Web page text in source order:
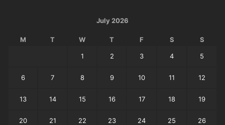
July 2026
M T W T F S S
1 2 3 4 5
6 7 8 9 10 11 12
13 14 15 16 17 18 19
20 21 22 23 24 25 26